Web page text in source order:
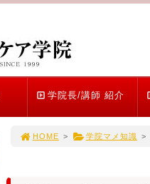
学院長/講師 紹介
HOME > 学院マメ知識 >